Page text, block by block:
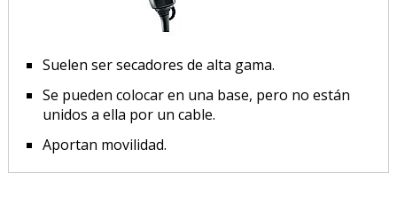
PRODUCTO AÑADIDO AL CARRITO
Suelen ser secadores de alta gama.
Se pueden colocar en una base, pero no están
unidos a ella por un cable.
Aportan movilidad.